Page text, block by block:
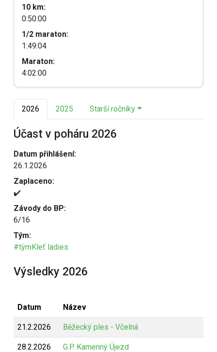
10 km:
0:50:00
1/2 maraton:
1:49:04
Maraton:
4:02:00
2026 2025 Starší ročníky
Účast v poháru 2026
Datum přihlášení:
26.1.2026
Zaplaceno:
✔️
Závody do BP:
6/16
Tým:
#týmKleť ladies
Výsledky 2026
Datum Název
21.2.2026 Běžecký ples - Včelná
28.2.2026 G.P. Kamenný Újezd